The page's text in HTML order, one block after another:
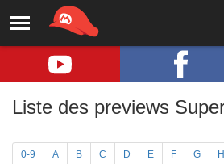
Liste des previews
0-9 A B C D E F G H